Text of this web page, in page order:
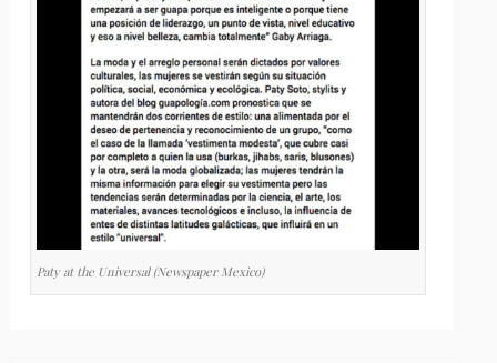
Paty at the Universal (Newspaper Mexico)